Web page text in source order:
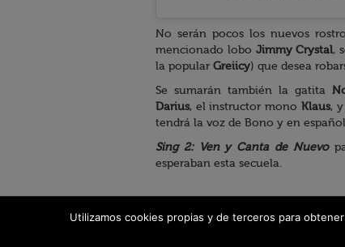
No serán pocos los nuevos
mencionado lobo Jimmy Crystal,
la popular Greiicy) que desea
Se sumarán también la gatita
Darius, el instructor mono Klaus,
tendrá la voz de Bono y en
Sing 2: Ven y Canta de Nuevo
esperaban esta secuela.
Utilizamos cookies propias y de terceros para